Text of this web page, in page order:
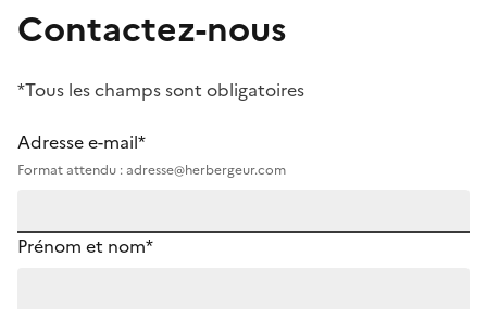
Contactez-nous
*Tous les champs sont obligatoires
Adresse e-mail*
Format attendu : adresse@herbergeur.com
Prénom et nom*